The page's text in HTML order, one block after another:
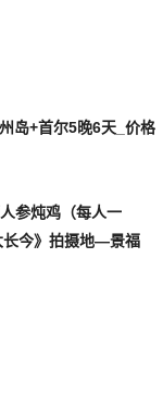
岛+首尔5晚6天_价格
参炖鸡（每人一
长今》拍摄地—景福